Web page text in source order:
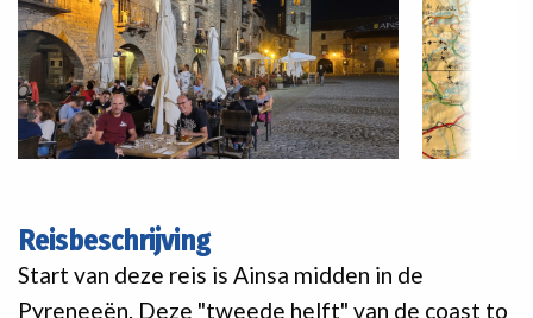
Reisbeschrijving
Start van deze reis is Ainsa midden in de
Pyreneeën. Deze "tweede helft" van de coast to